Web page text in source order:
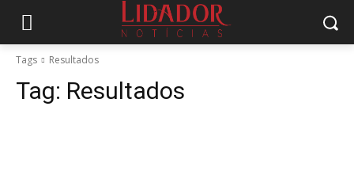
Tags Resultados
Tag: Resultados